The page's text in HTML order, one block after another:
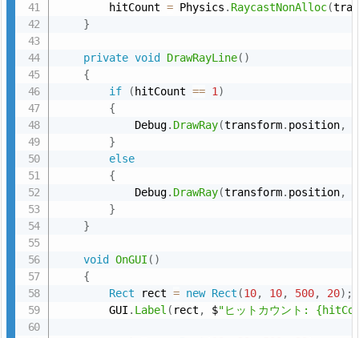
        hitCount
= Physics . RaycastNonAlloc(
}
private void DrawRayLine( )
{
if
( hitCount == 1)
{
            Debug
. DrawRay(transform. position,
}
else
{
            Debug
. DrawRay(transform. position,
}
}
void OnGUI ( )
{
Rect rect = new Rect (10, 10, 500, 20) ;
        GUI
. Label ( rect , $"ヒットカウント: